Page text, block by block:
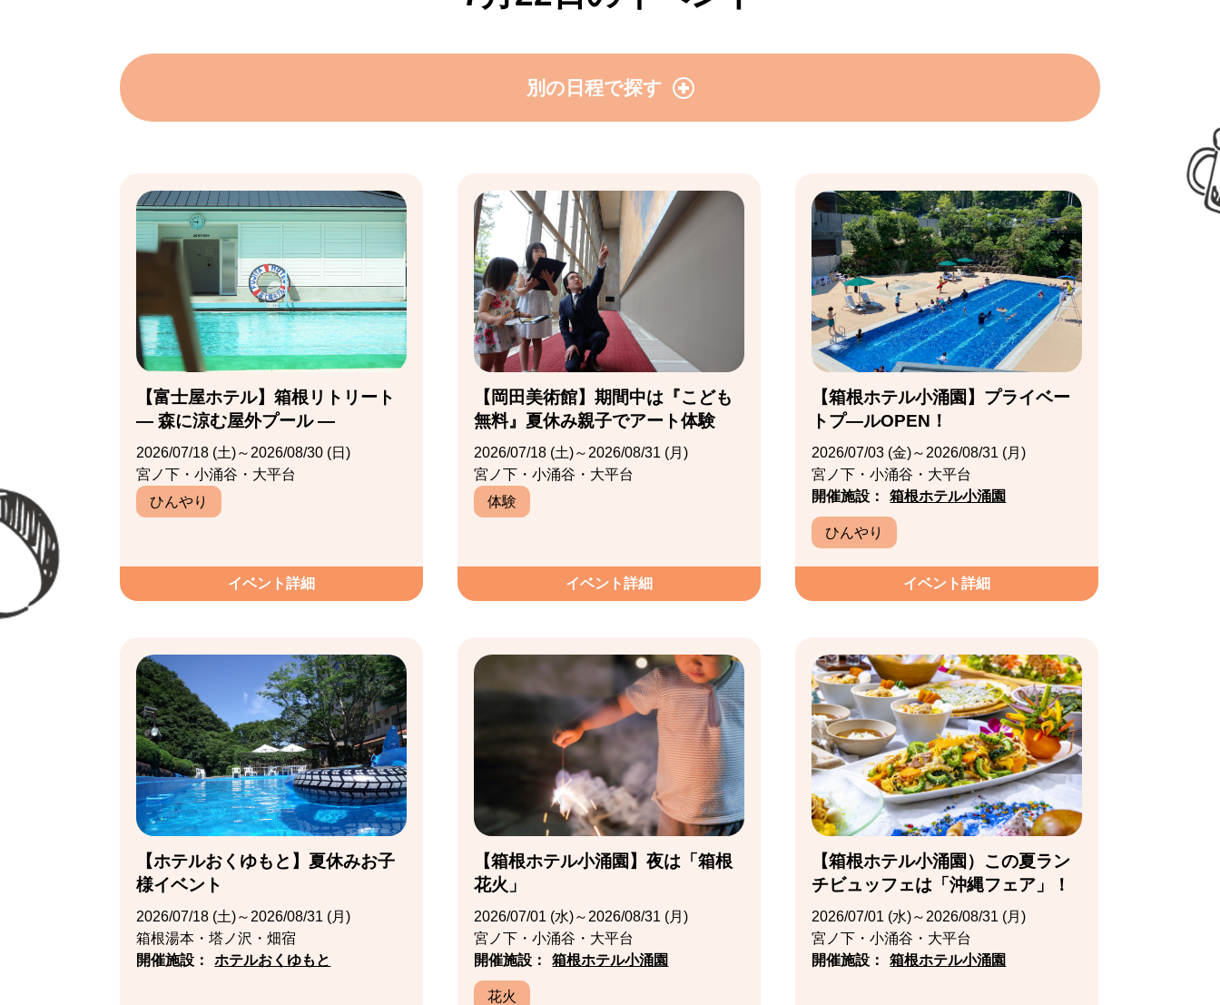
別の日程で探す
【富士屋ホテル】箱根リトリート
― 森に涼む屋外プール ―
2026/07/18 (土)～2026/08/30 (日)
宮ノ下・小涌谷・大平台
ひんやり
イベント詳細
【岡田美術館】期間中は『こども
無料』夏休み親子でアート体験
2026/07/18 (土)～2026/08/31 (月)
宮ノ下・小涌谷・大平台
体験
イベント詳細
【箱根ホテル小涌園】プライベー
トプ―ルOPEN！
2026/07/03 (金)～2026/08/31 (月)
宮ノ下・小涌谷・大平台
開催施設：
箱根ホテル小涌園
ひんやり
イベント詳細
【ホテルおくゆもと】夏休みお子
様イベント
2026/07/18 (土)～2026/08/31 (月)
箱根湯本・塔ノ沢・畑宿
開催施設：
ホテルおくゆもと
【箱根ホテル小涌園】夜は「箱根
花火」
2026/07/01 (水)～2026/08/31 (月)
宮ノ下・小涌谷・大平台
開催施設：
箱根ホテル小涌園
花火
【箱根ホテル小涌園）この夏ラン
チビュッフェは「沖縄フェア」！
2026/07/01 (水)～2026/08/31 (月)
宮ノ下・小涌谷・大平台
開催施設：
箱根ホテル小涌園